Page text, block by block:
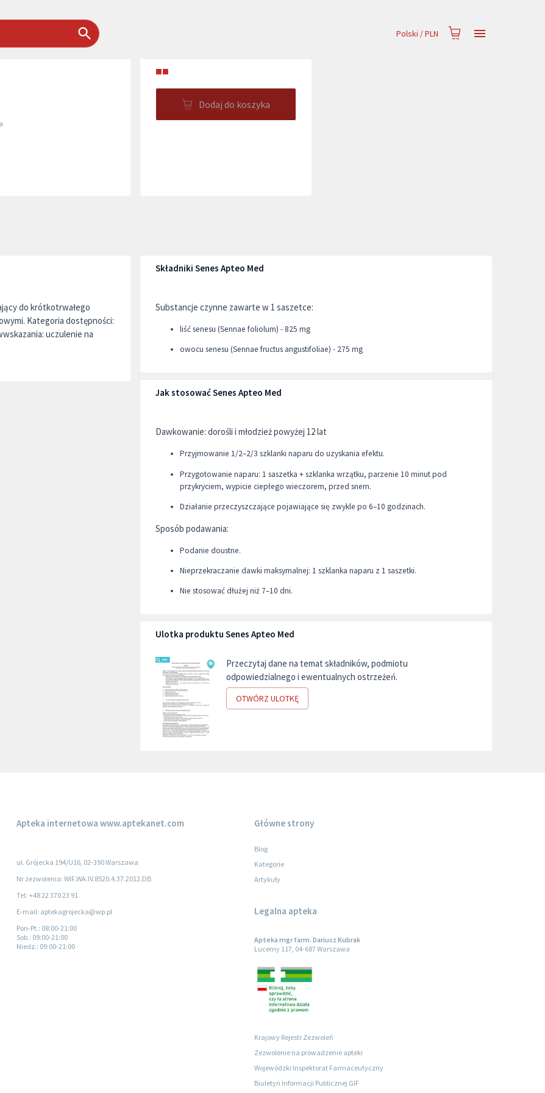
Polski /PLN
■■
Dodaj do koszyka
do krótkotrwałego
Kategoria dostępności:
uczulenie na
Składniki Senes Apteo Med
Substancje czynne zawarte w 1 saszetce:
liść senesu (Sennae foliolum) - 825 mg
owocu senesu (Sennae fructus angustifoliae) - 275 mg
Jak stosować Senes Apteo Med
Dawkowanie: dorośli i młodzież powyżej 12 lat
Przyjmowanie 1/2–2/3 szklanki naparu do uzyskania efektu.
Przygotowanie naparu: 1 saszetka + szklanka wrzątku, parzenie 10 minut pod
przykryciem, wypicie ciepłego wieczorem, przed snem.
Działanie przeczyszczające pojawiające się zwykle po 6–10 godzinach.
Sposób podawania:
Podanie doustne.
Nieprzekraczanie dawki maksymalnej: 1 szklanka naparu z 1 saszetki.
Nie stosować dłużej niż 7–10 dni.
Ulotka produktu Senes Apteo Med
Przeczytaj dane na temat składników, podmiotu
odpowiedzialnego i ewentualnych ostrzeżeń.
OTWÓRZ ULOTKĘ
Apteka internetowa www.aptekanet.com
ul. Grójecka 194/U16, 02-390 Warszawa
Nr zezwolenia: WIF.WA.IV.8520.4.37.2012.DB
Tel: +48 22 370 23 91
E-mail: aptekagrojecka@wp.pl
Pon-Pt.: 08:00-21:00
Sob.: 09:00-21:00
Niedz.: 09:00-21:00
Główne strony
Blog
Kategorie
Artykuły
Legalna apteka
Apteka mgr farm. Dariusz Kubrak
Lucerny 117, 04-687 Warszawa
Krajowy Rejestr Zezwoleń
Zezwolenie na prowadzenie apteki
Wojewódzki Inspektorat Farmaceutyczny
Biuletyn Informacji Publicznej GIF